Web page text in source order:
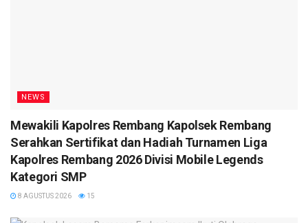
NEWS
Mewakili Kapolres Rembang Kapolsek Rembang
Serahkan Sertifikat dan Hadiah Turnamen Liga
Kapolres Rembang 2026 Divisi Mobile Legends
Kategori SMP
8 AGUSTUS 2026 15